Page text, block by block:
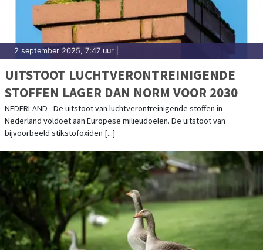
2 september 2025, 7:47 uur
UITSTOOT LUCHTVERONTREINIGENDE
STOFFEN LAGER DAN NORM VOOR 2030
NEDERLAND - De uitstoot van luchtverontreinigende stoffen in
Nederland voldoet aan Europese milieudoelen. De uitstoot van
bijvoorbeeld stikstofoxiden [...]